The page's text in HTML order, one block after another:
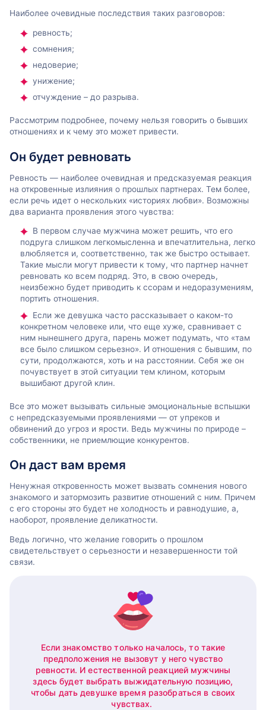
Наиболее очевидные последствия таких разговоров:
ревность;
сомнения;
недоверие;
унижение;
отчуждение – до разрыва.
Рассмотрим подробнее, почему нельзя говорить о бывших
отношениях и к чему это может привести.
Он будет ревновать
Ревность — наиболее очевидная и предсказуемая реакция
на откровенные излияния о прошлых партнерах. Тем более,
если речь идет о нескольких «историях любви». Возможны
два варианта проявления этого чувства:
В первом случае мужчина может решить, что его
подруга слишком легкомысленна и впечатлительна, легко
влюбляется и, соответственно, так же быстро остывает.
Такие мысли могут привести к тому, что партнер начнет
ревновать ко всем подряд. Это, в свою очередь,
неизбежно будет приводить к ссорам и недоразумениям,
портить отношения.
Если же девушка часто рассказывает о каком-то
конкретном человеке или, что еще хуже, сравнивает с
ним нынешнего друга, парень может подумать, что «там
все было слишком серьезно». И отношения с бывшим, по
сути, продолжаются, хоть и на расстоянии. Себя же он
почувствует в этой ситуации тем клином, которым
вышибают другой клин.
Все это может вызывать сильные эмоциональные вспышки
с непредсказуемыми проявлениями — от упреков и
обвинений до угроз и ярости. Ведь мужчины по природе –
собственники, не приемлющие конкурентов.
Он даст вам время
Ненужная откровенность может вызвать сомнения нового
знакомого и затормозить развитие отношений с ним. Причем
с его стороны это будет не холодность и равнодушие, а,
наоборот, проявление деликатности.
Ведь логично, что желание говорить о прошлом
свидетельствует о серьезности и незавершенности той
связи.
Если знакомство только началось, то такие
предположения не вызовут у него чувство
ревности. И естественной реакцией мужчины
здесь будет выбрать выжидательную позицию,
чтобы дать девушке время разобраться в своих
чувствах.